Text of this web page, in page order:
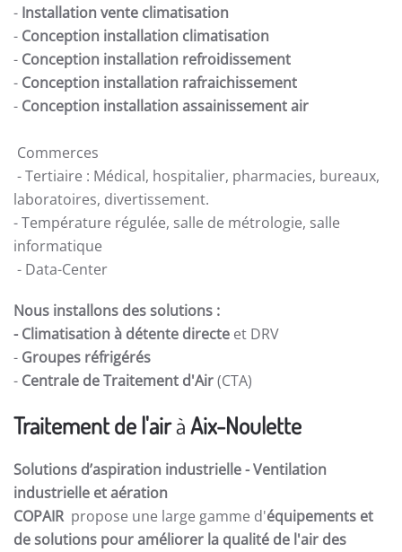
- Installation vente climatisation
- Conception installation climatisation
- Conception installation refroidissement
- Conception installation rafraichissement
- Conception installation assainissement air
Commerces
- Tertiaire : Médical, hospitalier, pharmacies, bureaux,
laboratoires, divertissement.
- Température régulée, salle de métrologie, salle
informatique
- Data-Center
Nous installons des solutions :
- Climatisation à détente directe et DRV
- Groupes réfrigérés
- Centrale de Traitement d'Air(CTA)
Traitement de l'airàAix-Noulette
Solutions d’aspiration industrielle -Ventilation
industrielle et aération
COPAIR propose une large gamme d'équipements et
de solutions pour améliorer la qualité de l'air des